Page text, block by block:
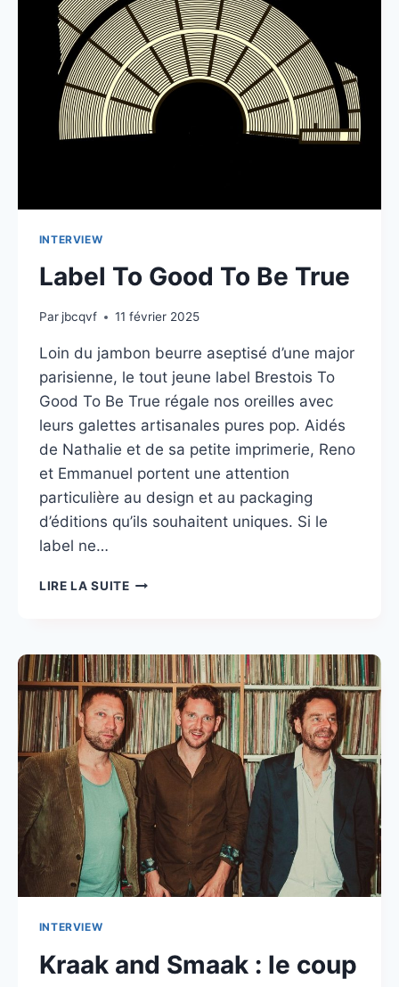
INTERVIEW
Label To Good To Be True
Par jbcqvf 11 février 2025
Loin du jambon beurre aseptisé d’une major
parisienne, le tout jeune label Brestois To
Good To Be True régale nos oreilles avec
leurs galettes artisanales pures pop. Aidés
de Nathalie et de sa petite imprimerie, Reno
et Emmanuel portent une attention
particulière au design et au packaging
d’éditions qu’ils souhaitent uniques. Si le
label ne…
LIRE LA SUITELABEL
BE
TRUE
INTERVIEW
Kraak and Smaak : le coup